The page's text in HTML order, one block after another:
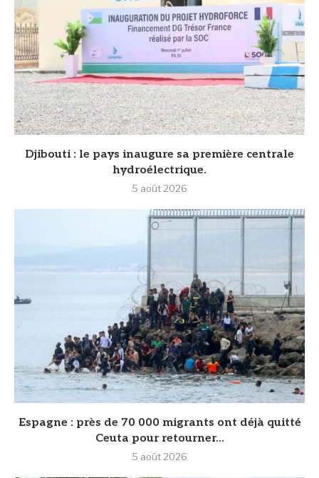
Djibouti : le pays inaugure sa première centrale
hydroélectrique.
5 août 2026
‎Espagne : près de 70 000 migrants ont déjà quitté
Ceuta pour retourner...
5 août 2026